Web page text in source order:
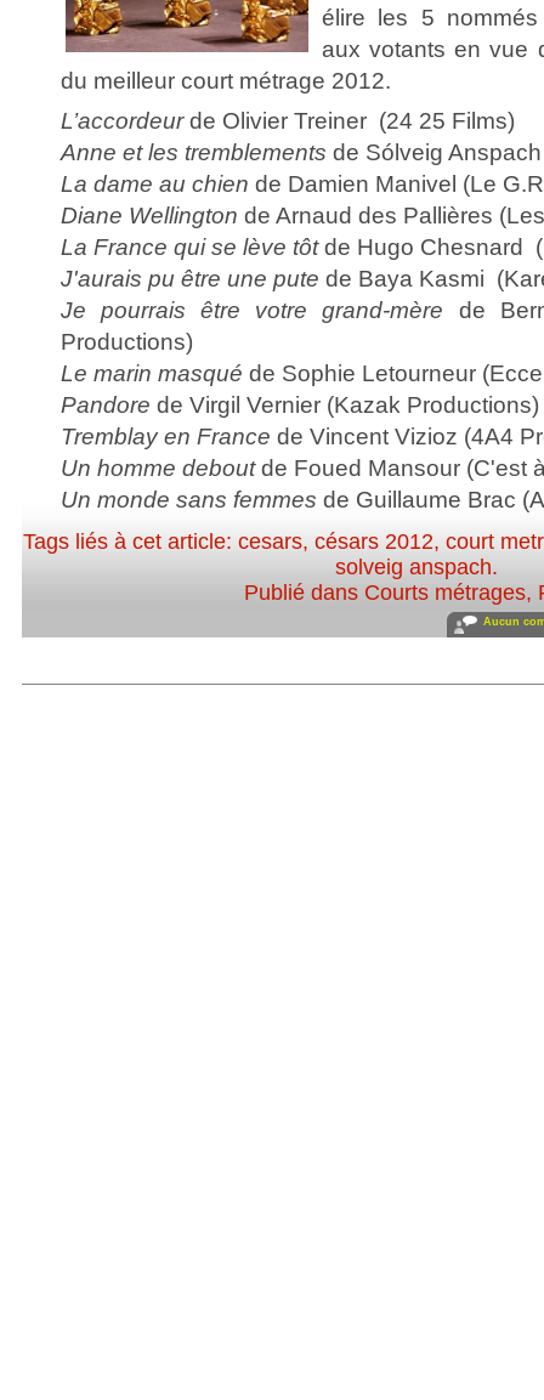
élire les 5
aux votants en vue
du meilleur court métrage 2012.
L’accordeurde Olivier Treiner (24 25 Films)
Anne et les tremblements de Sólveig
La dame au chien de Damien Manivel (Le
Diane Wellington de Arnaud des Pallières
La France qui se lève tôtde Hugo Chesnard
J'aurais pu être une pute de Baya Kasmi
Je pourrais être votre grand-mère de
Productions)
Le marin masqué de Sophie Letourneur
Pandore de Virgil Vernier (Kazak Productions)
Tremblay en France de Vincent Vizioz (4A4
Un homme deboutde Foued Mansour (C'est
Un monde sans femmes de Guillaume Brac
Tags liés à cet article: cesars, césars 2012, court
solveig anspach.
Publié dans Courts métrages,
Aucun